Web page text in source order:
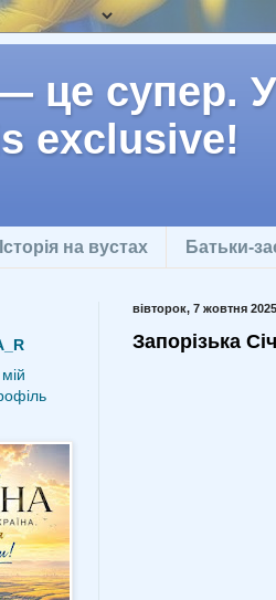
це супер.
exclusive!
Історія на вустах Батьки-
вівторок, 7 жовтня
Запорізька